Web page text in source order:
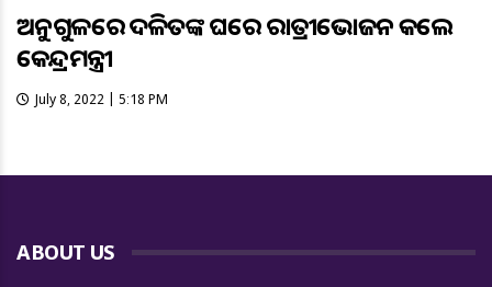
ଅନୁଗୁଳରେ ଦଳିତଙ୍କ ଘରେ ରାତ୍ରୀଭୋଜନ କଲେ
କେନ୍ଦ୍ରମନ୍ତ୍ରୀ
July 8, 2022 | 5:18 PM
ABOUT US